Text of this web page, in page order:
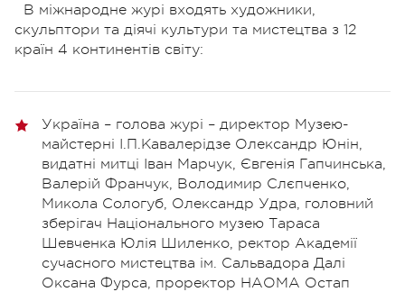
В міжнародне журі входять художники,
скульптори та діячі культури та мистецтва з 12
країн 4 континентів світу:
Україна – голова журі – директор Музею-
майстерні І.П.Кавалерідзе Олександр Юнін,
видатні митці Іван Марчук, Євгенія Гапчинська,
Валерій Франчук, Володимир Слєпченко,
Микола Сологуб, Олександр Удра, головний
зберігач Національного музею Тараса
Шевченка Юлія Шиленко, ректор Академії
сучасного мистецтва ім. Сальвадора Далі
Оксана Фурса, проректор НАОМА Остап